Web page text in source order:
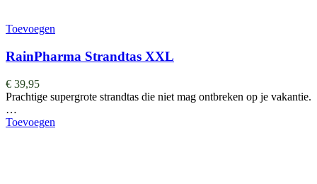
Toevoegen
RainPharma Strandtas XXL
€ 39,95
Prachtige supergrote strandtas die niet mag ontbreken op je vakantie.
…
Toevoegen